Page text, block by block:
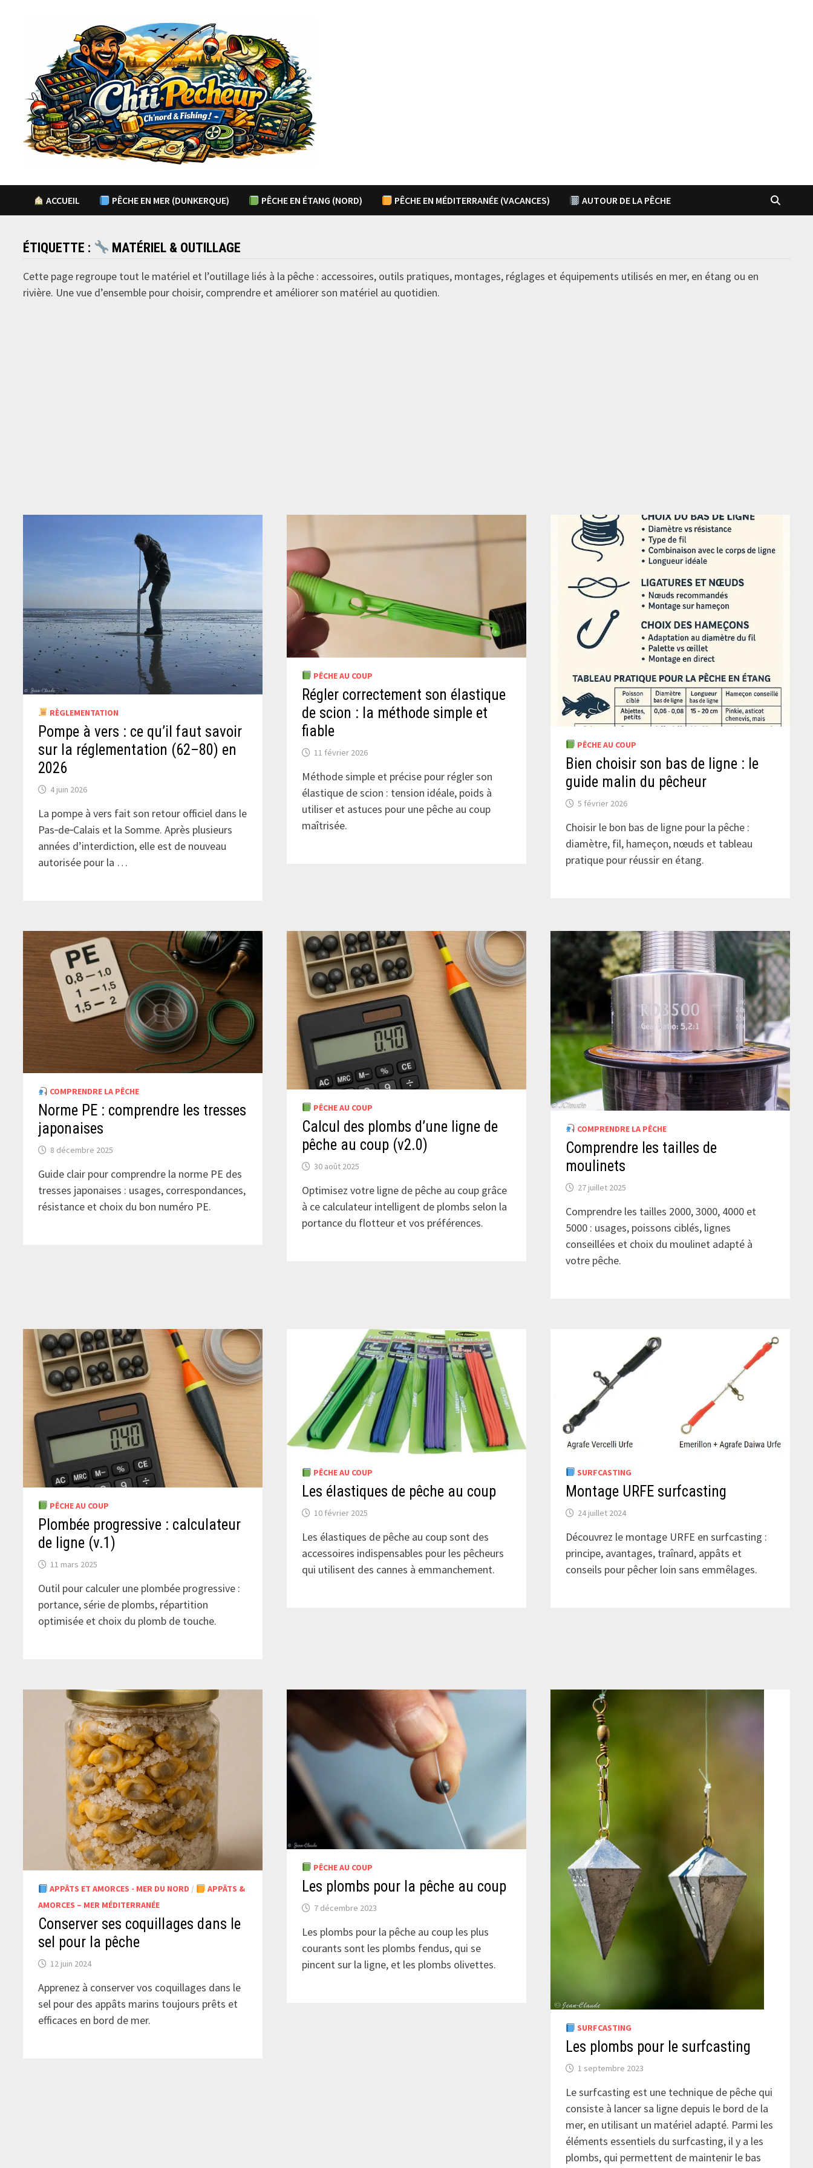
ACCUEIL PÊCHE EN MER (DUNKERQUE) PÊCHE EN ÉTANG (NORD) PÊCHE EN MÉDITERRANÉE (VACANCES) AUTOUR DE LA PÊCHE
ÉTIQUETTE : MATÉRIEL & OUTILLAGE
Cette page regroupe tout le matériel et l’outillage liés à la pêche : accessoires, outils pratiques, montages, réglages et équipements utilisés en mer, en étang ou en
rivière. Une vue d’ensemble pour choisir, comprendre et améliorer son matériel au quotidien.
RÈGLEMENTATION
Pompe à vers : ce qu’il faut savoir
sur la réglementation (62–80) en
2026
4 juin 2026
La pompe à vers fait son retour officiel dans le
Pas‑de‑Calais et la Somme. Après plusieurs
années d’interdiction, elle est de nouveau
autorisée pour la …
PÊCHE AU COUP
Régler correctement son élastique
de scion : la méthode simple et
fiable
11 février 2026
Méthode simple et précise pour régler son
élastique de scion : tension idéale, poids à
utiliser et astuces pour une pêche au coup
maîtrisée.
PÊCHE AU COUP
Bien choisir son bas de ligne : le
guide malin du pêcheur
5 février 2026
Choisir le bon bas de ligne pour la pêche :
diamètre, fil, hameçon, nœuds et tableau
pratique pour réussir en étang.
COMPRENDRE LA PÊCHE
Norme PE : comprendre les tresses
japonaises
8 décembre 2025
Guide clair pour comprendre la norme PE des
tresses japonaises : usages, correspondances,
résistance et choix du bon numéro PE.
PÊCHE AU COUP
Calcul des plombs d’une ligne de
pêche au coup (v2.0)
30 août 2025
Optimisez votre ligne de pêche au coup grâce
à ce calculateur intelligent de plombs selon la
portance du flotteur et vos préférences.
COMPRENDRE LA PÊCHE
Comprendre les tailles de
moulinets
27 juillet 2025
Comprendre les tailles 2000, 3000, 4000 et
5000 : usages, poissons ciblés, lignes
conseillées et choix du moulinet adapté à
votre pêche.
PÊCHE AU COUP
Plombée progressive : calculateur
de ligne (v.1)
11 mars 2025
Outil pour calculer une plombée progressive :
portance, série de plombs, répartition
optimisée et choix du plomb de touche.
PÊCHE AU COUP
Les élastiques de pêche au coup
10 février 2025
Les élastiques de pêche au coup sont des
accessoires indispensables pour les pêcheurs
qui utilisent des cannes à emmanchement.
SURFCASTING
Montage URFE surfcasting
24 juillet 2024
Découvrez le montage URFE en surfcasting :
principe, avantages, traînard, appâts et
conseils pour pêcher loin sans emmêlages.
APPÂTS ET AMORCES - MER DU NORD /
APPÂTS &
AMORCES – MER MÉDITERRANÉE
Conserver ses coquillages dans le
sel pour la pêche
12 juin 2024
Apprenez à conserver vos coquillages dans le
sel pour des appâts marins toujours prêts et
efficaces en bord de mer.
PÊCHE AU COUP
Les plombs pour la pêche au coup
7 décembre 2023
Les plombs pour la pêche au coup les plus
courants sont les plombs fendus, qui se
pincent sur la ligne, et les plombs olivettes.
SURFCASTING
Les plombs pour le surfcasting
1 septembre 2023
Le surfcasting est une technique de pêche qui
consiste à lancer sa ligne depuis le bord de la
mer, en utilisant un matériel adapté. Parmi les
éléments essentiels du surfcasting, il y a les
plombs, qui permettent de maintenir le bas